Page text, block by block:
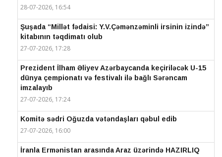
28-07-2026, 16:54
Şuşada “Millət fədaisi: Y.V.Çəmənzəminli irsinin izində”
kitabının təqdimatı olub
27-07-2026, 17:28
Prezident İlham Əliyev Azərbaycanda keçiriləcək U-15
dünya çempionatı və festivalı ilə bağlı Sərəncam
imzalayıb
27-07-2026, 17:24
Komitə sədri Oğuzda vətəndaşları qəbul edib
27-07-2026, 16:00
İranla Ermənistan arasında Araz üzərində HAZIRLIQ